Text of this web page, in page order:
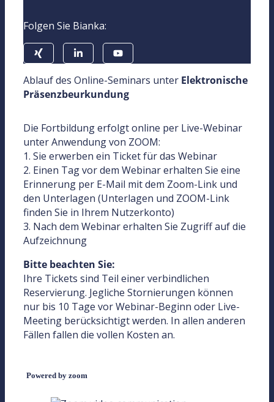
Folgen Sie Bianka:
Ablauf des Online-Seminars unter Elektronische
Präsenzbeurkundung
Die Fortbildung erfolgt online per Live-Webinar
unter Anwendung von ZOOM:
1. Sie erwerben ein Ticket für das Webinar
2. Einen Tag vor dem Webinar erhalten Sie eine
Erinnerung per E-Mail mit dem Zoom-Link und
den Unterlagen (Unterlagen und ZOOM-Link
finden Sie in Ihrem Nutzerkonto)
3. Nach dem Webinar erhalten Sie Zugriff auf die
Aufzeichnung
Bitte beachten Sie:
Ihre Tickets sind Teil einer verbindlichen
Reservierung. Jegliche Stornierungen können
nur bis 10 Tage vor Webinar-Beginn oder Live-
Meeting berücksichtigt werden. In allen anderen
Fällen fallen die vollen Kosten an.
Powered by zoom